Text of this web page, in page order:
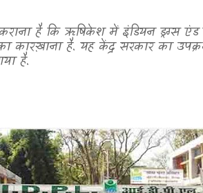
है कि ऋषिकेश में इंडियन ड्रग्स एंड
कारख़ाना है. यह केंद्र सरकार का
है.